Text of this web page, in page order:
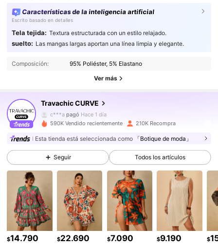
Características de la inteligencia artificial
Escrito basado en detalles
Tela tejida: Textura estructurada con un estilo relajado.
suelto: Las mangas largas aportan una línea limpia y elegante.
Composición: 95% Poliéster, 5% Elastano
Ver más
Travachic CURVE
4,85
217K Seguidores
c***apagó Hace 1 día
m***eseguidoHace 1 horas
4,85 217K Seguidores
4,85 217K Seguidores
217K Seguidores
4,85 217K Seguidores
590K Vendido recientemente 210K Recompra
Esta tienda está seleccionada como 「Botique de moda」
Seguir Todos los artículos
$14.790 $22.690 $7.090 $9.190 $